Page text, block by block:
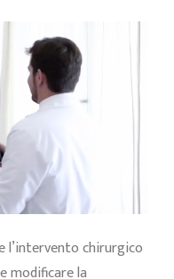
l’intervento chirurgico
modificare la